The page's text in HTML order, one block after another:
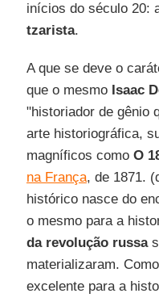
inícios do século 20:
tzarista.
A que se deve o
que o mesmoIsaac
"historiador de gênio
arte historiográfica,
magníficos comoO
na França, de 1871.
histórico nasce do
o mesmo para a
da revolução russa
materializaram.
excelente para a